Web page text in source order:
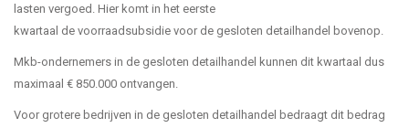
lasten vergoed. Hier komt in het eerste
kwartaal de voorraadsubsidie voor de gesloten detailhandel bovenop.
Mkb-ondernemers in de gesloten detailhandel kunnen dit kwartaal dus
maximaal € 850.000 ontvangen.
Voor grotere bedrijven in de gesloten detailhandel bedraagt dit bedrag